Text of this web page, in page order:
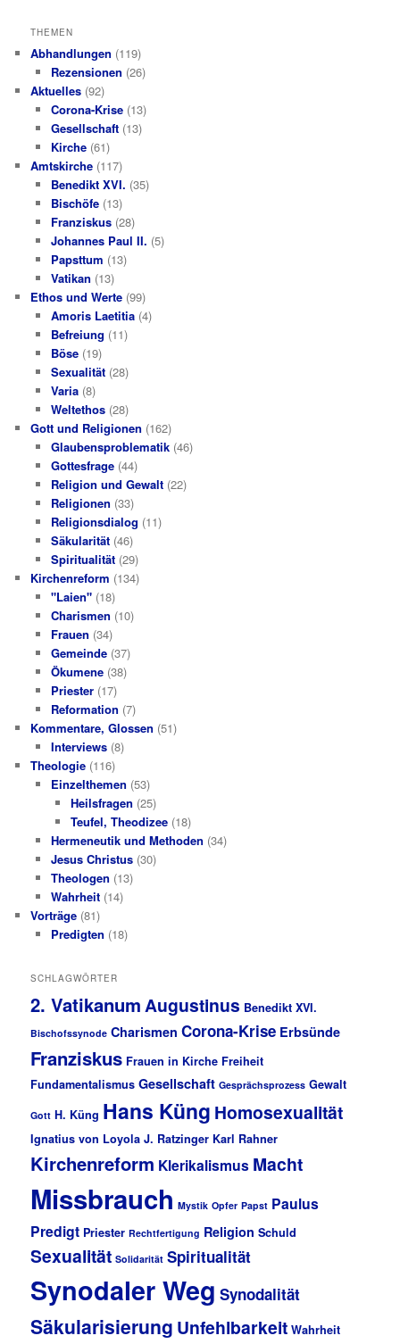
THEMEN
Abhandlungen (119)
Rezensionen (26)
Aktuelles (92)
Corona-Krise(13)
Gesellschaft(13)
Kirche(61)
Amtskirche (117)
Benedikt XVI. (35)
Bischöfe(13)
Franziskus(28)
Johannes Paul II. (5)
Papsttum (13)
Vatikan (13)
Ethos und Werte (99)
Amoris Laetitia(4)
Befreiung (11)
Böse(19)
Sexualität(28)
Varia(8)
Weltethos(28)
Gott und Religionen (162)
Glaubensproblematik(46)
Gottesfrage(44)
Religion und Gewalt(22)
Religionen (33)
Religionsdialog (11)
Säkularität(46)
Spiritualität(29)
Kirchenreform (134)
"Laien"(18)
Charismen (10)
Frauen (34)
Gemeinde(37)
Ökumene(38)
Priester(17)
Reformation (7)
Kommentare, Glossen (51)
Interviews(8)
Theologie (116)
Einzelthemen (53)
Heilsfragen (25)
Teufel, Theodizee (18)
Hermeneutik und Methoden (34)
Jesus Christus(30)
Theologen (13)
Wahrheit(14)
Vorträge (81)
Predigten (18)
SCHLAGWÖRTER
2. VatikanumAugustinus Benedikt XVI.
Bischofssynode Charismen Corona-Krise Erbsünde
Franziskus Frauen in Kirche Freiheit
Fundamentalismus Gesellschaft Gesprächsprozess Gewalt
Gott H. Küng Hans Küng Homosexualität
Ignatius von Loyola J. Ratzinger Karl Rahner
Kirchenreform Klerikalismus Macht
Missbrauch Mystik Opfer Papst Paulus
Predigt Priester Rechtfertigung Religion Schuld
Sexualität Solidarität Spiritualität
Synodaler Weg Synodalität
Säkularisierung Unfehlbarkeit Wahrheit